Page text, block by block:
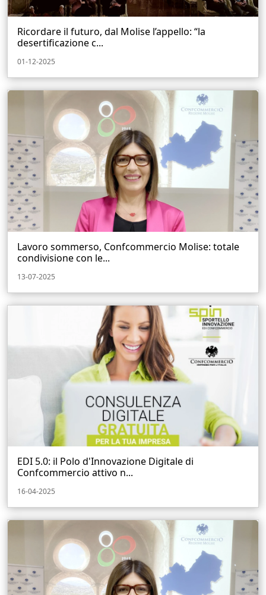
Ricordare il futuro, dal Molise l’appello: “la
desertificazione c...
01-12-2025
Lavoro sommerso, Confcommercio Molise: totale
condivisione con le...
13-07-2025
EDI 5.0: il Polo d'Innovazione Digitale di
Confcommercio attivo n...
16-04-2025